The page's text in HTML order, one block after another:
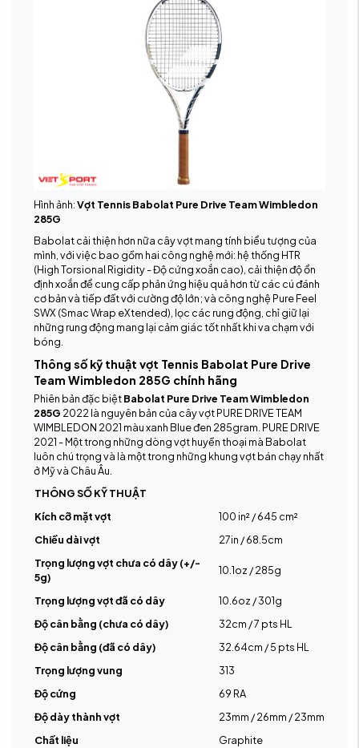
Hình ảnh:Vợt Tennis Babolat Pure Drive Team Wimbledon
285G
Babolat cải thiện hơn nữa cây vợt mang tính biểu tượng của
mình, với việc bao gồm hai công nghệ mới: hệ thống HTR
(High Torsional Rigidity - Độ cứng xoắn cao), cải thiện độ ổn
định xoắn để cung cấp phản ứng hiệu quả hơn từ các cú đánh
cơ bản và tiếp đất với cường độ lớn; và công nghệ Pure Feel
SWX (Smac Wrap eXtended), lọc các rung động, chỉ giữ lại
những rung động mang lại cảm giác tốt nhất khi va chạm với
bóng.
Thông số kỹ thuật vợt Tennis Babolat Pure Drive
Team Wimbledon 285G chính hãng
Phiên bản đặc biệtBabolat Pure Drive Team Wimbledon
285G 2022 là nguyên bản của cây vợt PURE DRIVE TEAM
WIMBLEDON 2021 màu xanh Blue đen 285gram. PURE DRIVE
2021 - Một trong những dòng vợt huyền thoại mà Babolat
luôn chú trọng và là một trong những khung vợt bán chạy nhất
ở Mỹ và Châu Âu.
THÔNG SỐ KỸ THUẬT
Kích cỡ mặt vợt
100 in² / 645 cm²
Chiều dài vợt
27in / 68.5cm
Trọng lượng vợt chưa có dây (+/-
5g)
10.1oz / 285g
Trọng lượng vợt đã có dây
10.6oz / 301g
Độ cân bằng (chưa có dây)
32cm / 7 pts HL
Độ cân bằng (đã có dây)
32.64cm / 5 pts HL
Trọng lượng vung
313
Độ cứng
69 RA
Độ dày thành vợt
23mm / 26mm / 23mm
Chất liệu
Graphite